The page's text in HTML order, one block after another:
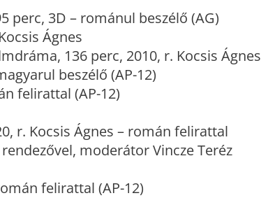
perc, 3D – románul beszélő (AG)
Ágnes
136 perc, 2010, r. Kocsis Ágnes
beszélő (AP-12)
felirattal (AP-12)
r. Kocsis Ágnes – román felirattal
rendezővel, moderátor Vincze Teréz
felirattal (AP-12)